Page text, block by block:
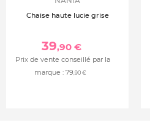
Chaise haute lucie grise
39,90 €
Prix de vente conseillé par la
marque : 79,90 €